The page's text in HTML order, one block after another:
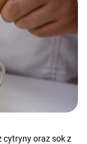
cytryny oraz sok z